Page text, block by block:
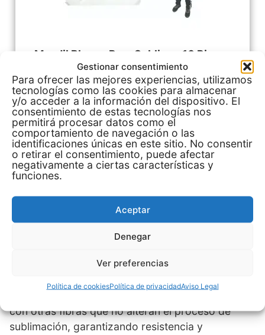
Gestionar consentimiento
Para ofrecer las mejores experiencias, utilizamos
tecnologías como las cookies para almacenar
y/o acceder a la información del dispositivo. El
consentimiento de estas tecnologías nos
permitirá procesar datos como el
comportamiento de navegación o las
identificaciones únicas en este sitio. No consentir
o retirar el consentimiento, puede afectar
negativamente a ciertas características y
funciones.
Aceptar
Denegar
Ver preferencias
Política de cookiesPolítica de privacidadAviso Legal
Mandil Blanco Para Sublimar 10 Piezas
Comprar en Mercado Libre
Ver más en Mercado Libre
Claves al seleccionar un
mandil sublimable
El poliéster es la elección más común por su
capacidad para retener los colores tras el
con otras fibras que no alteran el proceso de
sublimación, garantizando resistencia y